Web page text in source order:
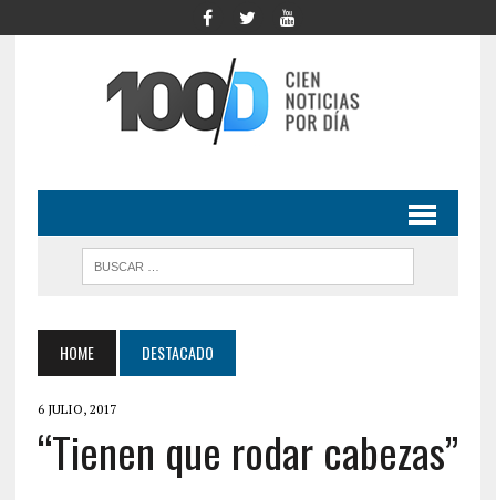
HOME DESTACADO
6 JULIO, 2017
“Tienen que rodar cabezas”